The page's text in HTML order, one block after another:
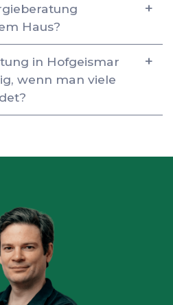
Haus?
in Hofgeismar
wenn man viele